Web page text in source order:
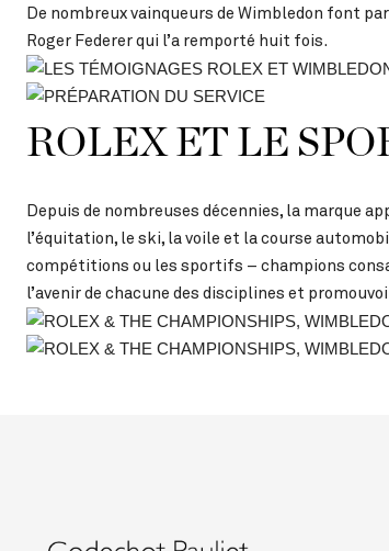
De nombreux vainqueurs de Wimbledon font
Roger Federer qui l’a remporté huit fois.
ROLEX ET LE
Depuis de nombreuses décennies, la marque
l’équitation, le ski, la voile et la course
compétitions ou les sportifs – champions
l’avenir de chacune des disciplines et